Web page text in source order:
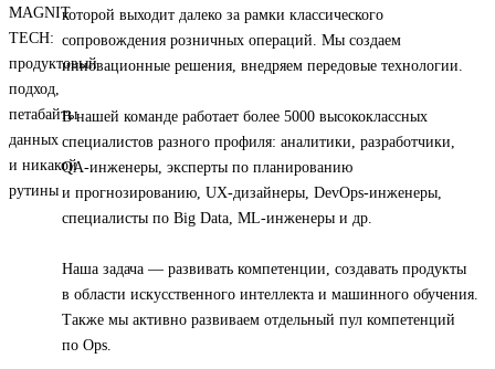
которой выходит далеко за рамки классического
сопровождения розничных операций. Мы создаем
инновационные решения, внедряем передовые технологии.
В нашей команде работает более 5000 высококлассных
специалистов разного профиля: аналитики, разработчики,
QA-инженеры, эксперты по планированию
и прогнозированию, UX-дизайнеры, DevOps-инженеры,
специалисты по Big Data, ML-инженеры и др.
Наша задача — развивать компетенции, создавать продукты
в области искусственного интеллекта и машинного обучения.
Также мы активно развиваем отдельный пул компетенций
по Ops.